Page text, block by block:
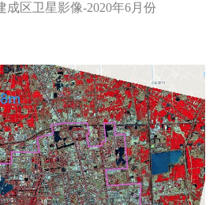
成区卫星影像-2020年6月份